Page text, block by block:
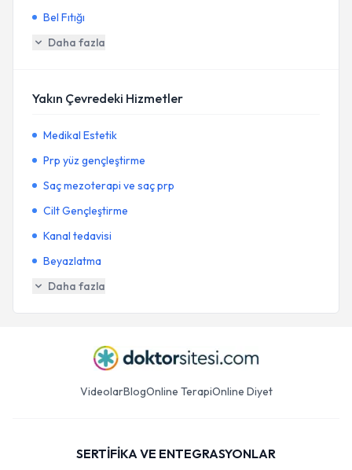
Bel Fıtığı
Daha fazla
Yakın Çevredeki Hizmetler
Medikal Estetik
Prp yüz gençleştirme
Saç mezoterapi ve saç prp
Cilt Gençleştirme
Kanal tedavisi
Beyazlatma
Daha fazla
VideolarBlogOnline TerapiOnline Diyet
SERTİFİKA VE ENTEGRASYONLAR